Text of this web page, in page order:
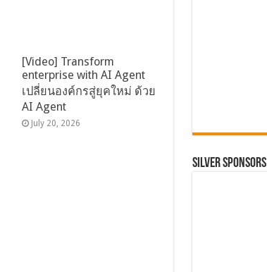
[Video] Transform
enterprise with AI Agent
เปลี่ยนองค์กรสู่ยุคใหม่ ด้วย
AI Agent
July 20, 2026
SILVER SPONSORS